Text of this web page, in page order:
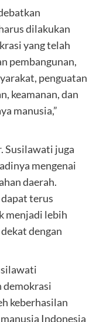
dilakukan
yang telah
pembangunan,
penguatan
keamanan, dan
manusia,”
Susilawati juga
mengenai
daerah.
terus
menjadi lebih
dengan
demokrasi
keberhasilan
Indonesia